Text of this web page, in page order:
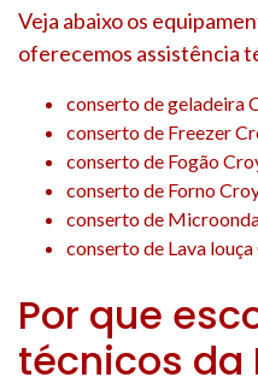
Veja abaixo os
oferecemos assistência
conserto de geladeira
conserto de Freezer
conserto de Fogão
conserto de Forno
conserto de
conserto de Lava
Por que
técnicos da